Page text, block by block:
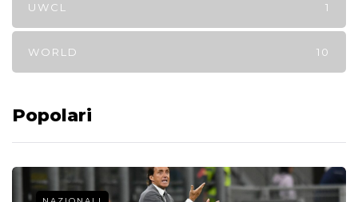
UWCL 1
WORLD 10
Popolari